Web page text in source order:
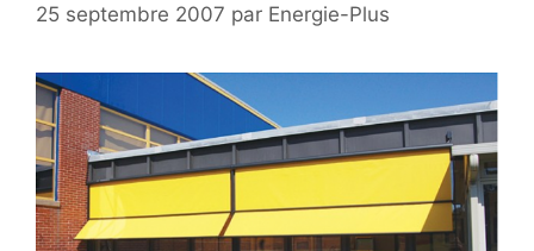
25 septembre 2007 par Energie-Plus